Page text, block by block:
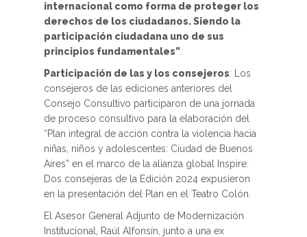
internacional como forma de proteger los
derechos de los ciudadanos. Siendo la
participación ciudadana uno de sus
principios fundamentales”
Participación de las y los consejeros: Los
consejeros de las ediciones anteriores del
Consejo Consultivo participaron de una jornada
de proceso consultivo para la elaboración del
“Plan integral de acción contra la violencia hacia
niñas, niños y adolescentes: Ciudad de Buenos
Aires” en el marco de la alianza global Inspire.
Dos consejeras de la Edición 2024 expusieron
en la presentación del Plan en el Teatro Colón.
El Asesor General Adjunto de Modernización
Institucional, Raúl Alfonsín, junto a una ex